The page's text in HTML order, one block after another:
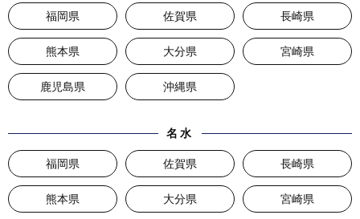
福岡県 佐賀県 長崎県
熊本県 大分県 宮崎県
鹿児島県 沖縄県
名水
福岡県 佐賀県 長崎県
熊本県 大分県 宮崎県